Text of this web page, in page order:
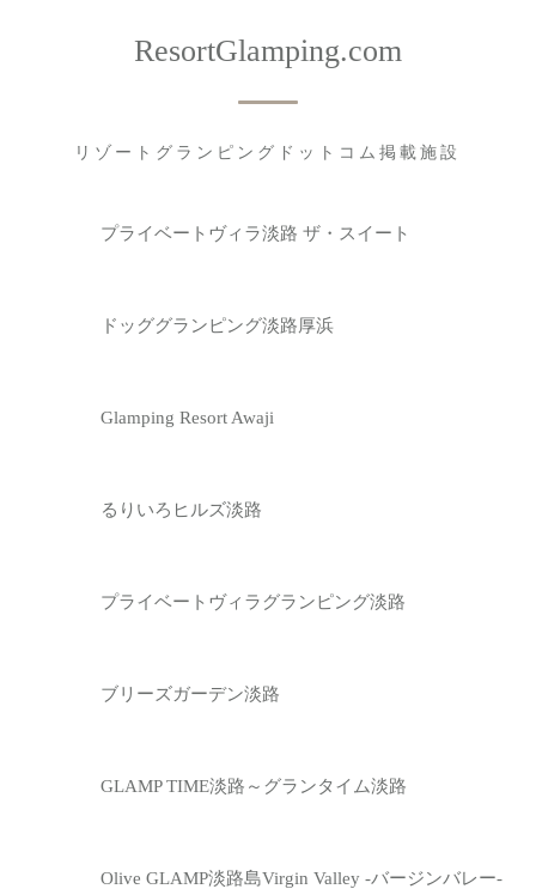
ResortGlamping.com
リゾートグランピングドットコム掲載施設
プライベートヴィラ淡路 ザ・スイート
ドッググランピング淡路厚浜
Glamping Resort Awaji
るりいろヒルズ淡路
プライベートヴィラグランピング淡路
ブリーズガーデン淡路
GLAMP TIME淡路～グランタイム淡路
Olive GLAMP淡路島Virgin Valley -バージンバレー-